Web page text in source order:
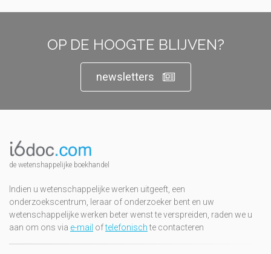
OP DE HOOGTE BLIJVEN?
newsletters
de wetenshappelijke boekhandel
Indien u wetenschappelijke werken uitgeeft, een
onderzoekscentrum, leraar of onderzoeker bent en uw
wetenschappelijke werken beter wenst te verspreiden, raden we u
aan om ons via e-mail oftelefonischte contacteren